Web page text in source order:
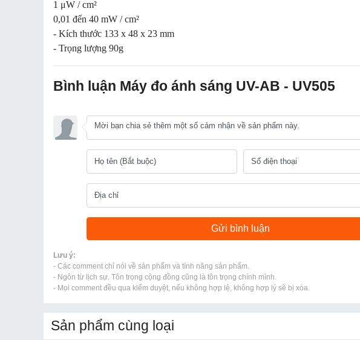
1 μW / cm²
0,01 đến 40 mW / cm²
- Kích thước 133 x 48 x 23 mm
- Trọng lượng 90g
Bình luận Máy đo ánh sáng UV-AB - UV505
Lưu ý:
- Các comment chỉ nói về sản phẩm và tính năng sản phẩm.
- Ngôn từ lịch sự. Tôn trọng cộng đồng cũng là tôn trọng chính mình.
- Mọi comment đều qua kiểm duyệt, nếu không hợp lệ, không hợp lý sẽ bị xóa.
Sản phẩm cùng loại